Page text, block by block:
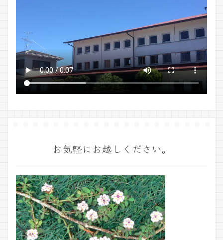
お気軽にお越しください。